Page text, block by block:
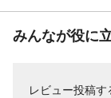
みんなが役に
レビュー投稿す